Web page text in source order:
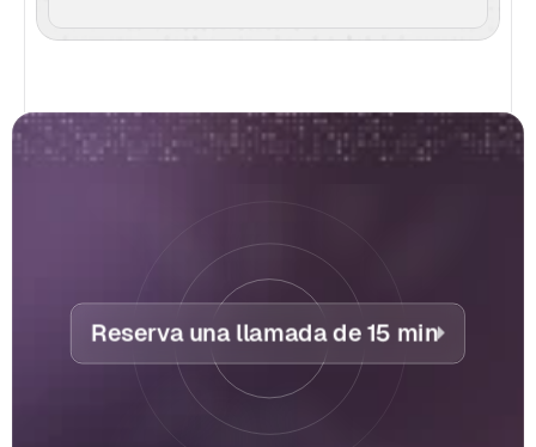
Reserva una llamada de 15 min